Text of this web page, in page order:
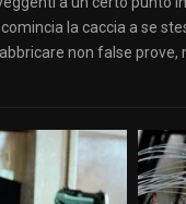
la caccia a se
non false prove,